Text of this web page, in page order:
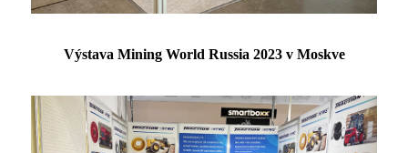
Výstava Mining World Russia 2023 v Moskve